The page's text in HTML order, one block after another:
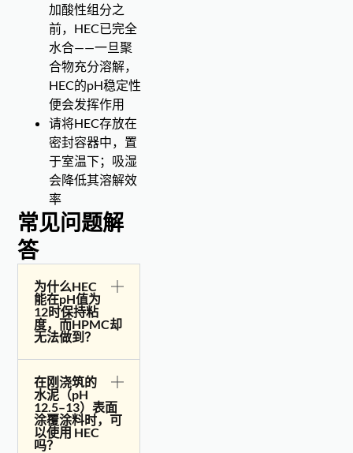
加酸性组分之
前，HEC已完全
水合——一旦聚
合物充分溶解，
HEC的pH稳定性
便会发挥作用
请将HEC存放在
密封容器中，置
于室温下；吸湿
会降低其溶解效
率
常见问题解
答
为什么HEC
能在pH值为
12时保持粘
度，而HPMC却
无法做到？
在刚浇筑的
水泥（pH
12.5–13）表面
涂覆涂料时，可
以使用 HEC
吗？